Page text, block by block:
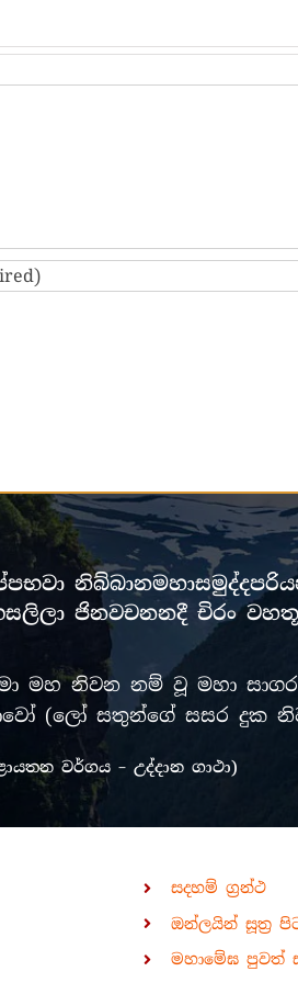
ජිනවචනනදී චිරං
මහ නිවන නම් වූ මහා
(ලෝ සතුන්ගේ සසර දුක
වර්ගය – උද්දාන ගාථා)
සදහම් ග්‍රන්ථ
ඔන්ලයින් සූත්‍ර
මහාමේඝ පුවත්